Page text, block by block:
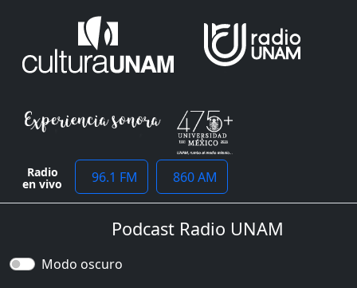
Radio
en vivo 96.1 FM 860 AM
Podcast Radio UNAM
Modo oscuro